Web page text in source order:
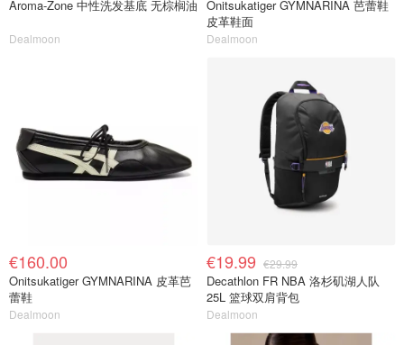
Aroma-Zone 中性洗发基底 无棕榈油
Dealmoon
Onitsukatiger GYMNARINA 芭蕾鞋
皮革鞋面
Dealmoon
€160.00
Onitsukatiger GYMNARINA 皮革芭
蕾鞋
Dealmoon
€19.99 €29.99
Decathlon FR NBA 洛杉矶湖人队
25L 篮球双肩背包
Dealmoon